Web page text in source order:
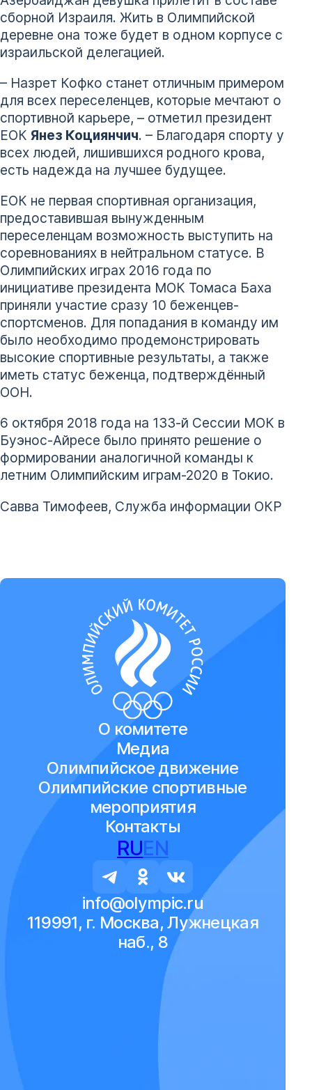
сборной Израиля. Жить в Олимпийской
деревне она тоже будет в одном корпусе с
израильской делегацией.
– Назрет Кофко станет отличным примером
для всех переселенцев, которые мечтают о
спортивной карьере, – отметил президент
ЕОК Янез Коциянчич. – Благодаря спорту у
всех людей, лишившихся родного крова,
есть надежда на лучшее будущее.
ЕОК не первая спортивная организация,
предоставившая вынужденным
переселенцам возможность выступить на
соревнованиях в нейтральном статусе. В
Олимпийских играх 2016 года по
инициативе президента МОК Томаса Баха
приняли участие сразу 10 беженцев-
спортсменов. Для попадания в команду им
было необходимо продемонстрировать
высокие спортивные результаты, а также
иметь статус беженца, подтверждённый
ООН.
6 октября 2018 года на 133-й Сессии МОК в
Буэнос-Айресе было принято решение о
формировании аналогичной команды к
летним Олимпийским играм-2020 в Токио.
Савва Тимофеев, Служба информации ОКР
О комитете
Медиа
Олимпийское движение
Олимпийские спортивные
мероприятия
Контакты
RUEN
info@olympic.ru
119991, г. Москва, Лужнецкая
наб., 8